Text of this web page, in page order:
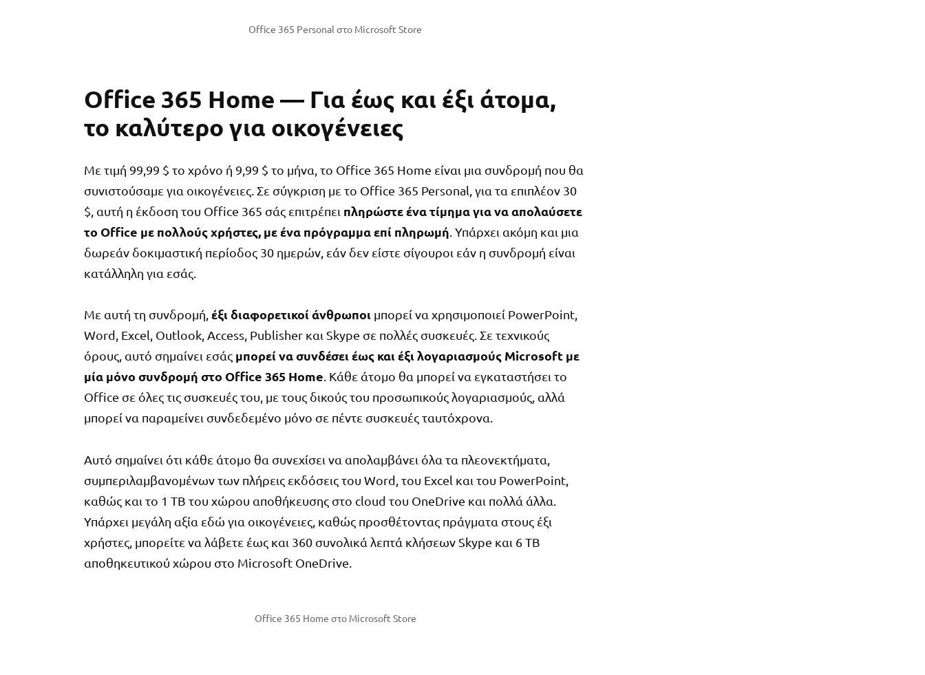
Office 365 Personal στο Microsoft Store
Office 365 Home — Για έως και έξι άτομα,
το καλύτερο για οικογένειες
Με τιμή 99,99 $ το χρόνο ή 9,99 $ το μήνα, το Office 365 Home είναι μια συνδρομή που θα
συνιστούσαμε για οικογένειες. Σε σύγκριση με το Office 365 Personal, για τα επιπλέον 30
$, αυτή η έκδοση του Office 365 σάς επιτρέπει πληρώστε ένα τίμημα για να απολαύσετε
το Office με πολλούς χρήστες, με ένα πρόγραμμα επί πληρωμή . Υπάρχει ακόμη και μια
δωρεάν δοκιμαστική περίοδος 30 ημερών, εάν δεν είστε σίγουροι εάν η συνδρομή είναι
κατάλληλη για εσάς.
Με αυτή τη συνδρομή,έξι διαφορετικοί άνθρωποι μπορεί να χρησιμοποιεί PowerPoint,
Word, Excel, Outlook, Access, Publisher και Skype σε πολλές συσκευές. Σε τεχνικούς
όρους, αυτό σημαίνει εσάς μπορεί να συνδέσει έως και έξι λογαριασμούς Microsoft με
μία μόνο συνδρομή στο Office 365 Home. Κάθε άτομο θα μπορεί να εγκαταστήσει το
Office σε όλες τις συσκευές του, με τους δικούς του προσωπικούς λογαριασμούς, αλλά
μπορεί να παραμείνει συνδεδεμένο μόνο σε πέντε συσκευές ταυτόχρονα.
Αυτό σημαίνει ότι κάθε άτομο θα συνεχίσει να απολαμβάνει όλα τα πλεονεκτήματα,
συμπεριλαμβανομένων των πλήρεις εκδόσεις του Word, του Excel και του PowerPoint,
καθώς και το 1 TB του χώρου αποθήκευσης στο cloud του OneDrive και πολλά άλλα.
Υπάρχει μεγάλη αξία εδώ για οικογένειες, καθώς προσθέτοντας πράγματα στους έξι
χρήστες, μπορείτε να λάβετε έως και 360 συνολικά λεπτά κλήσεων Skype και 6 TB
αποθηκευτικού χώρου στο Microsoft OneDrive.
Office 365 Home στο Microsoft Store